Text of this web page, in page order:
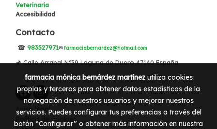
Veterinaria
Accesibilidad
Contacto
☎ 983527971✉farmaciabernardez@hotmail.com
🖈 Calle Arrabal Nº39 Laguna de Duero 47140 España
Aviso legal
Política de cookies
farmacia mónica bernárdez martínezutiliza cookies
propias y terceros para obtener datos estadísticos de la
navegación de nuestros usuarios y mejorar nuestros
servicios. Puedes configurar tus preferencias a través del
botón “Configurar” o obtener más información en nuestra